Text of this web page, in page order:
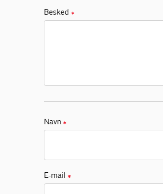
Besked ✱
Navn ✱
E-mail ✱